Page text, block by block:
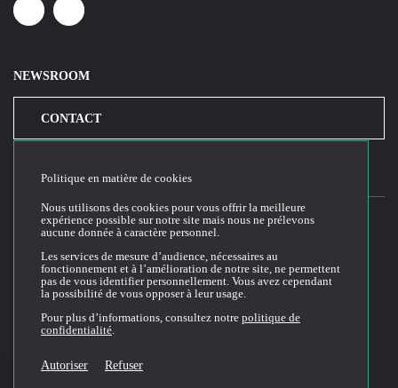
LinkedinYoutube
NEWSROOM
CONTACT
Conditions générales d'utilisation du site web
Politique de confidentialité
Politique de cookies
Conditions Générales de Vente et Utilisation (CGVU)
Politique en matière de cookies
Nous utilisons des cookies pour vous offrir la meilleure
expérience possible sur notre site mais nous ne prélevons
aucune donnée à caractère personnel.
Les services de mesure d’audience, nécessaires au
fonctionnement et à l’amélioration de notre site, ne permettent
pas de vous identifier personnellement. Vous avez cependant
la possibilité de vous opposer à leur usage.
Pour plus d’informations, consultez notre politique de
confidentialité.
Autoriser Refuser